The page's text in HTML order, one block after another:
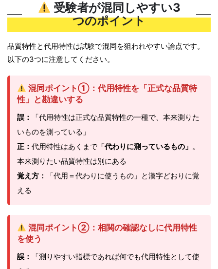
受験者が混同しやすい3
つのポイント
品質特性と代用特性は試験で混同を狙われやすい論点です。
以下の3つに注意してください。
混同ポイント①：代用特性を「正式な品質特
性」と勘違いする
誤：
「代用特性は正式な品質特性の一種で、本来測りた
いものを測っている」
正： 代用特性はあくまで 「代わりに測っているもの」 。
本来測りたい品質特性は別にある
覚え方：
「代用＝代わりに使うもの」と漢字どおりに覚
える
混同ポイント②：相関の確認なしに代用特性
を使う
誤：
「測りやすい指標であれば何でも代用特性として使